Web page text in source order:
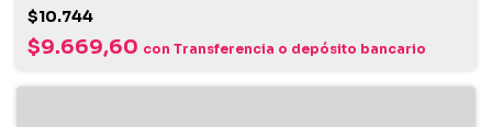
$10.744
$9.669,60 con Transferencia o depósito bancario